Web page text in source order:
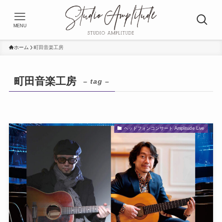
MENU
ホーム 町田音楽工房
町田音楽工房 – tag –
ヘッドフォンコンサート Amplitude Live